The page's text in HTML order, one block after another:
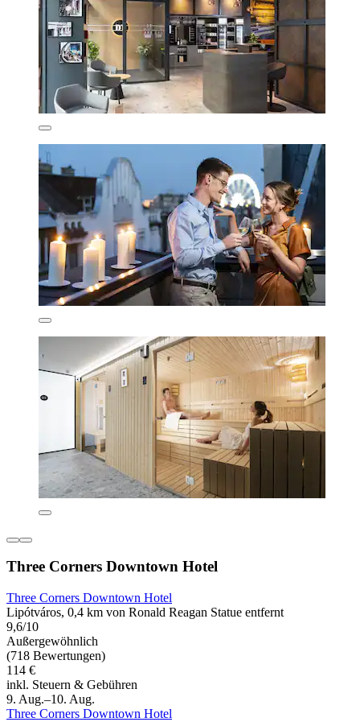
Three Corners Downtown Hotel
Three Corners Downtown Hotel
Lipótváros, 0,4 km von Ronald Reagan Statue entfernt
9,6/10
Außergewöhnlich
(718 Bewertungen)
114 €
inkl. Steuern & Gebühren
9. Aug.–10. Aug.
Three Corners Downtown Hotel